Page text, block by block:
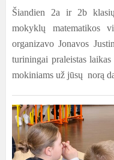
Šiandien 2a ir 2b
mokyklų matematikos
organizavo Jonavos
turiningai praleistas
mokiniams už jūsų norą